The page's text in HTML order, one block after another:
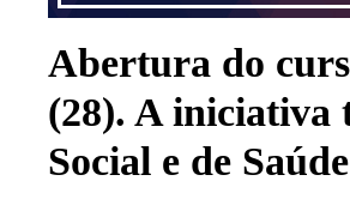
Abertura do
(28). A iniciativa
Social e de Saúde